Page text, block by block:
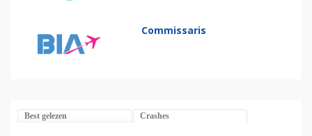
Commissaris
Best gelezen Crashes